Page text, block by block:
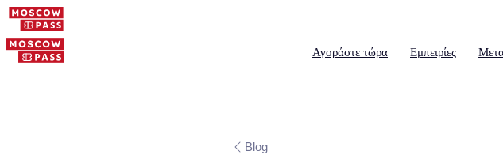
Αγοράστε τώρα Εμπειρίες
Blog